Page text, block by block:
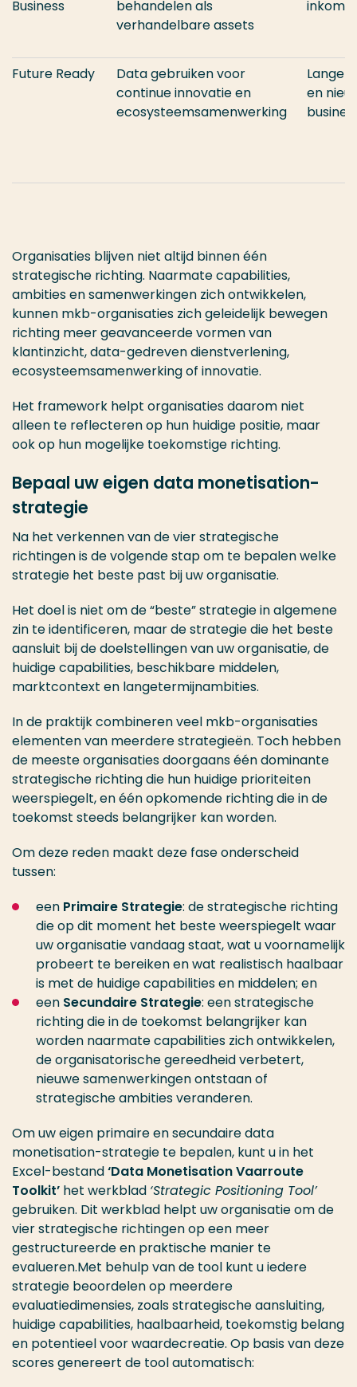
Business
behandelen als
verhandelbare assets
Future Ready
Data gebruiken voor
continue innovatie en
ecosysteemsamenwerking
en
Organisaties blijven niet altijd binnen één
strategische richting. Naarmate capabilities,
ambities en samenwerkingen zich ontwikkelen,
kunnen mkb-organisaties zich geleidelijk bewegen
richting meer geavanceerde vormen van
klantinzicht, data-gedreven dienstverlening,
ecosysteemsamenwerking of innovatie.
Het framework helpt organisaties daarom niet
alleen te reflecteren op hun huidige positie, maar
ook op hun mogelijke toekomstige richting.
Bepaal uw eigen data monetisation-
strategie
Na het verkennen van de vier strategische
richtingen is de volgende stap om te bepalen welke
strategie het beste past bij uw organisatie.
Het doel is niet om de “beste” strategie in algemene
zin te identificeren, maar de strategie die het beste
aansluit bij de doelstellingen van uw organisatie, de
huidige capabilities, beschikbare middelen,
marktcontext en langetermijnambities.
In de praktijk combineren veel mkb-organisaties
elementen van meerdere strategieën. Toch hebben
de meeste organisaties doorgaans één dominante
strategische richting die hun huidige prioriteiten
weerspiegelt, en één opkomende richting die in de
toekomst steeds belangrijker kan worden.
Om deze reden maakt deze fase onderscheid
tussen:
een Primaire Strategie: de strategische richting
die op dit moment het beste weerspiegelt waar
uw organisatie vandaag staat, wat u voornamelijk
probeert te bereiken en wat realistisch haalbaar
is met de huidige capabilities en middelen; en
een Secundaire Strategie: een strategische
richting die in de toekomst belangrijker kan
worden naarmate capabilities zich ontwikkelen,
de organisatorische gereedheid verbetert,
nieuwe samenwerkingen ontstaan of
strategische ambities veranderen.
Om uw eigen primaire en secundaire data
monetisation-strategie te bepalen, kunt u in het
Excel-bestand‘Data Monetisation Vaarroute
Toolkit’ het werkblad ‘Strategic Positioning Tool’
gebruiken. Dit werkblad helpt uw organisatie om de
vier strategische richtingen op een meer
gestructureerde en praktische manier te
evalueren.Met behulp van de tool kunt u iedere
strategie beoordelen op meerdere
evaluatiedimensies, zoals strategische aansluiting,
huidige capabilities, haalbaarheid, toekomstig belang
en potentieel voor waardecreatie. Op basis van deze
scores genereert de tool automatisch: